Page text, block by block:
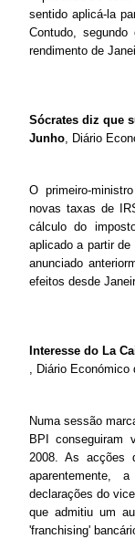
sentido aplicá-la
Contudo,
rendimento de
Sócrates diz que
Junho, Diário
O primeiro-
novas taxas de
cálculo do
aplicado a partir
anunciado
efeitos desde
Interesse do La
, Diário Económico
Numa sessão
BPI conseguiram
2008. As acções
aparentemente,
declarações do
que admitiu um
'franchising'